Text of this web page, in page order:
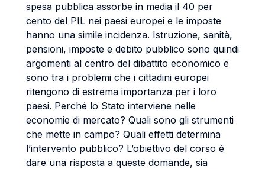
spesa pubblica assorbe in media il 40 per
cento del PIL nei paesi europei e le imposte
hanno una simile incidenza. Istruzione, sanità,
pensioni, imposte e debito pubblico sono quindi
argomenti al centro del dibattito economico e
sono tra i problemi che i cittadini europei
ritengono di estrema importanza per i loro
paesi. Perché lo Stato interviene nelle
economie di mercato? Quali sono gli strumenti
che mette in campo? Quali effetti determina
l’intervento pubblico? L’obiettivo del corso è
dare una risposta a queste domande, sia